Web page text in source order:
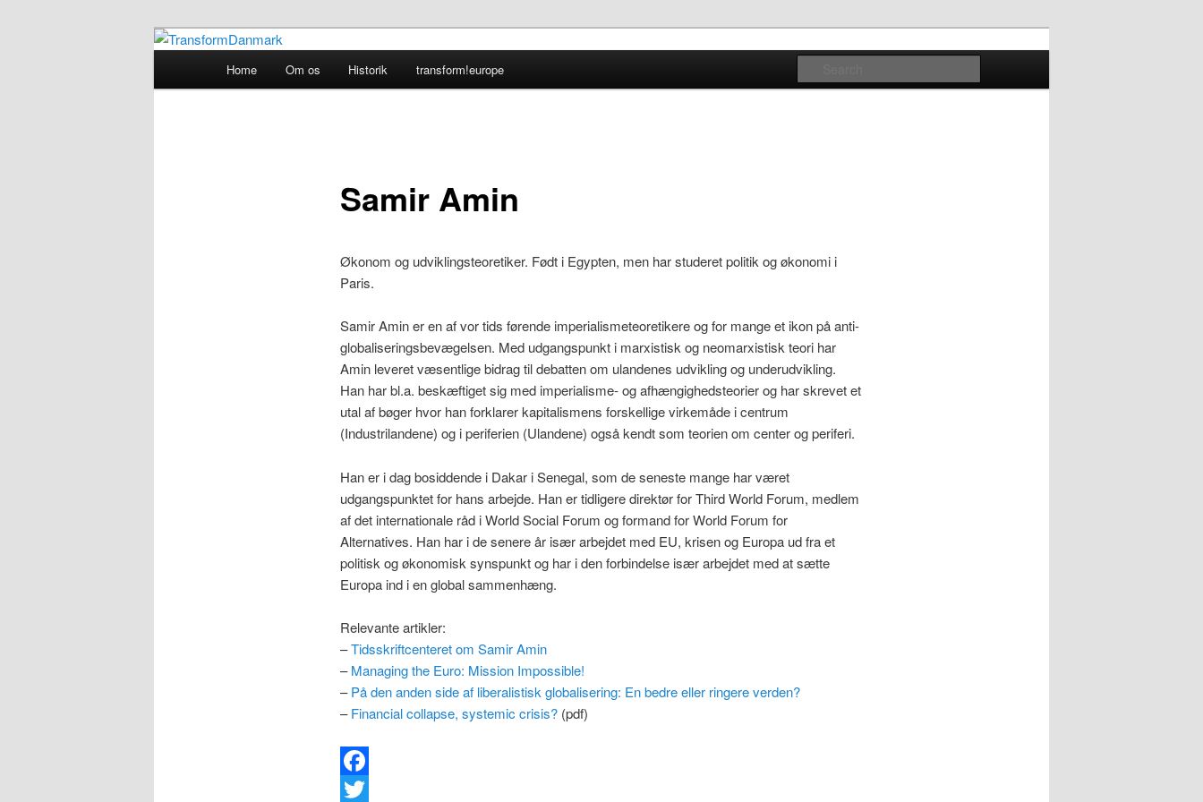
TransformDanmark
TransformDanmark
Skip
Home Om os Historik transform!europe
Samir Amin
Økonom og udviklingsteoretiker. Født i Egypten, men har studeret politik og økonomi i
Paris.
Samir Amin er en af vor tids førende imperialismeteoretikere og for mange et ikon på anti-
globaliseringsbevægelsen. Med udgangspunkt i marxistisk og neomarxistisk teori har
Amin leveret væsentlige bidrag til debatten om ulandenes udvikling og underudvikling.
Han har bl.a. beskæftiget sig med imperialisme- og afhængighedsteorier og har skrevet et
utal af bøger hvor han forklarer kapitalismens forskellige virkemåde i centrum
(Industrilandene) og i periferien (Ulandene) også kendt som teorien om center og periferi.
Han er i dag bosiddende i Dakar i Senegal, som de seneste mange har været
udgangspunktet for hans arbejde. Han er tidligere direktør for Third World Forum, medlem
af det internationale råd i World Social Forum og formand for World Forum for
Alternatives. Han har i de senere år især arbejdet med EU, krisen og Europa ud fra et
politisk og økonomisk synspunkt og har i den forbindelse især arbejdet med at sætte
Europa ind i en global sammenhæng.
Relevante artikler:
–Tidsskriftcenteret om Samir Amin
–Managing the Euro: Mission Impossible!
–På den anden side af liberalistisk globalisering: En bedre eller ringere verden?
–Financial collapse, systemic crisis?(pdf)
Facebook